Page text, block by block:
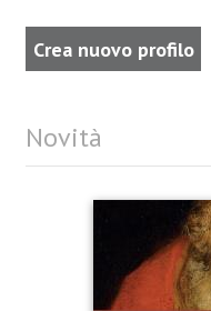
Novità